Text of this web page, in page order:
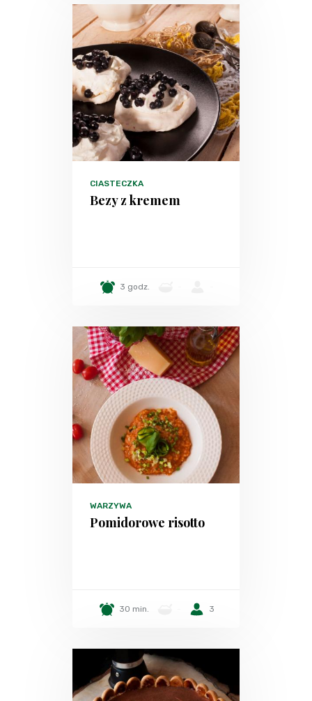
CIASTECZKA
Bezy z kremem
3 godz.
WARZYWA
Pomidorowe risotto
30 min. 3